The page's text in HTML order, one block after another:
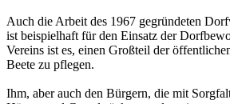
Auch die Arbeit des 1967 gegründeten
ist beispielhaft für den Einsatz der
Vereins ist es, einen Großteil der
Beete zu pflegen.
Ihm, aber auch den Bürgern, die mit